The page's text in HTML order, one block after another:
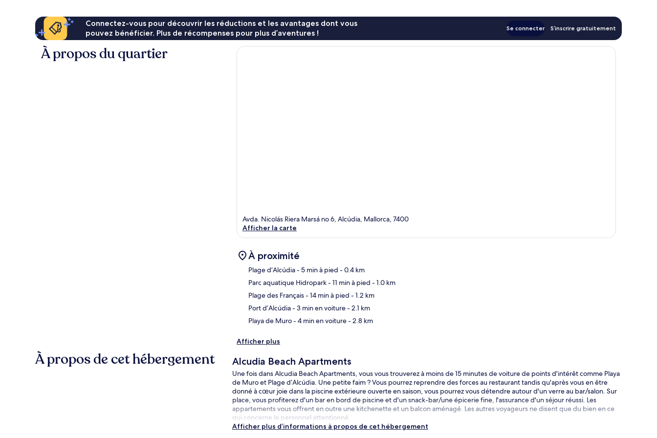
Connectez-vous pour découvrir les réductions et les avantages dont vous
pouvez bénéficier. Plus de récompenses pour plus d’aventures !
Se connecter S’inscrire gratuitement
À propos du quartier
Avda. Nicolás Riera Marsá no 6, Alcúdia, Mallorca, 7400
Afficher la carte
À proximité
Plage d’Alcúdia- 5 min à pied - 0.4 km
Parc aquatique Hidropark- 11 min à pied - 1.0 km
Plage des Français- 14 min à pied - 1.2 km
Port d’Alcúdia- 3 min en voiture- 2.1 km
Playa de Muro- 4 min en voiture- 2.8 km
Afficher plus
À propos de cet hébergement Alcudia Beach Apartments
Une fois dans Alcudia Beach Apartments, vous vous trouverez à moins de 15 minutes de voiture de points d'intérêt comme Playa
de Muro et Plage d’Alcúdia. Une petite faim ? Vous pourrez reprendre des forces au restaurant tandis qu'après vous en être
donné à cœur joie dans la piscine extérieure ouverte en saison, vous pourrez vous détendre autour d'un verre au bar/salon. Sur
place, vous profiterez d'un bar en bord de piscine et d'un snack-bar/une épicerie fine, l'assurance d'un séjour réussi. Les
appartements vous offrent en outre une kitchenette et un balcon aménagé. Les autres voyageurs ne disent que du bien en ce
qui concerne le personnel attentionné.
Afficher plus d’informations à propos de cet hébergement